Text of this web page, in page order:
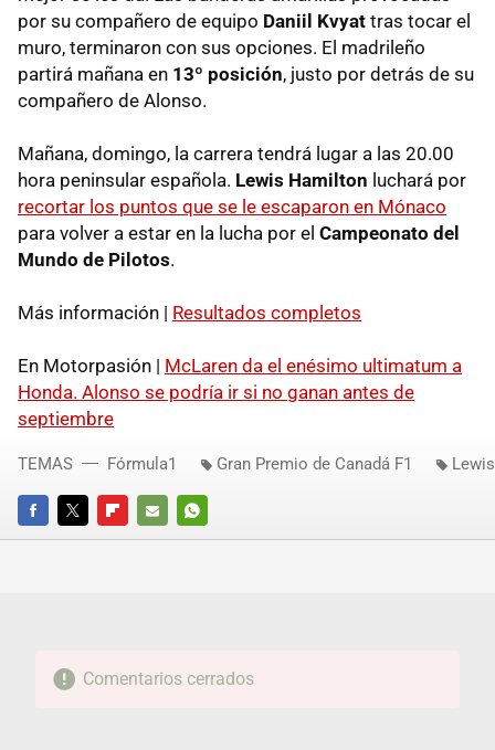
por su compañero de equipo Daniil Kvyat tras tocar el
muro, terminaron con sus opciones. El madrileño
partirá mañana en 13º posición, justo por detrás de su
compañero de Alonso.
Mañana, domingo, la carrera tendrá lugar a las 20.00
hora peninsular española. Lewis Hamilton luchará por
recortar los puntos que se le escaparon en Mónaco
para volver a estar en la lucha por el Campeonato del
Mundo de Pilotos.
Más información | Resultados completos
En Motorpasión | McLaren da el enésimo ultimatum a
Honda. Alonso se podría ir si no ganan antes de
septiembre
FACEBOOKTWITTERFLIPBOARD
E-
WHATSAPP
TEMAS Fórmula1 Gran Premio de Canadá F1
Comentarios cerrados